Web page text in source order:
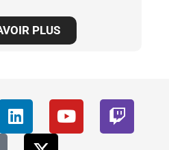
PLUS